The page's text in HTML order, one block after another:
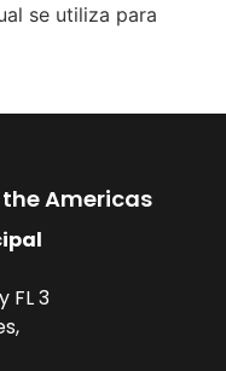
se utiliza para
Americas
FL 3